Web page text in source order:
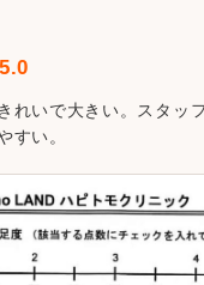
5.0
れいで大きい。スタッ
すい。